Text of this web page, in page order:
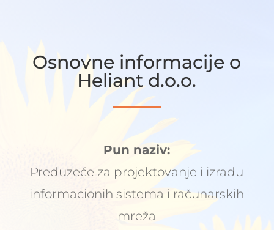
Osnovne informacije o
Heliant d.o.o.
Pun naziv:
Preduzeće za projektovanje i izradu
informacionih sistema i računarskih
mreža